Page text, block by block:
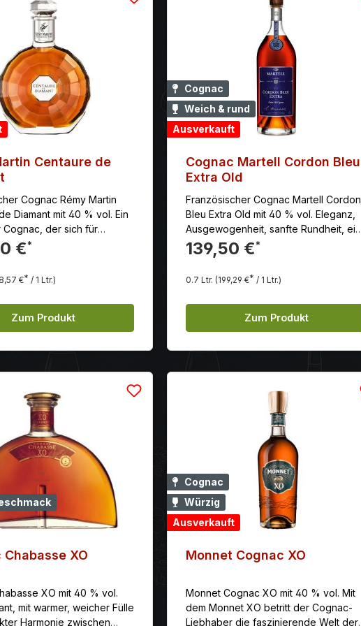
von De Luze wurde mit
Spirituosen-
gekürt.
Centaure de
Cognac Rémy Martin
Diamant mit 40 % vol. Ein
Cognac, der sich für
Anlässe eignet. Er ist ein
Kenner und Liebhaber von
Cognacs.
€*
€* / 1 Ltr.)
Zum Produkt
Cognac
Weich & rund
Ausverkauft
Cognac Martell Cordon Bleu
Extra Old
Französischer Cognac Martell Cordon
Bleu Extra Old mit 40 % vol. Eleganz,
Ausgewogenheit, sanfte Rundheit, ein
anhaltender Abgang, der sich durch
Noten von kandierter Orangenschale
auszeichnet. Reichhaltig und köstlich.
139,50 €*
0.7 Ltr. (199,29 €* / 1 Ltr.)
Zum Produkt
Chabasse XO
XO mit 40 % vol.
mit warmer, weicher Fülle
Harmonie zwischen
Cognac
Würzig
Ausverkauft
Monnet Cognac XO
Monnet Cognac XO mit 40 % vol. Mit
dem Monnet XO betritt der Cognac-
Liebhaber die faszinierende Welt der